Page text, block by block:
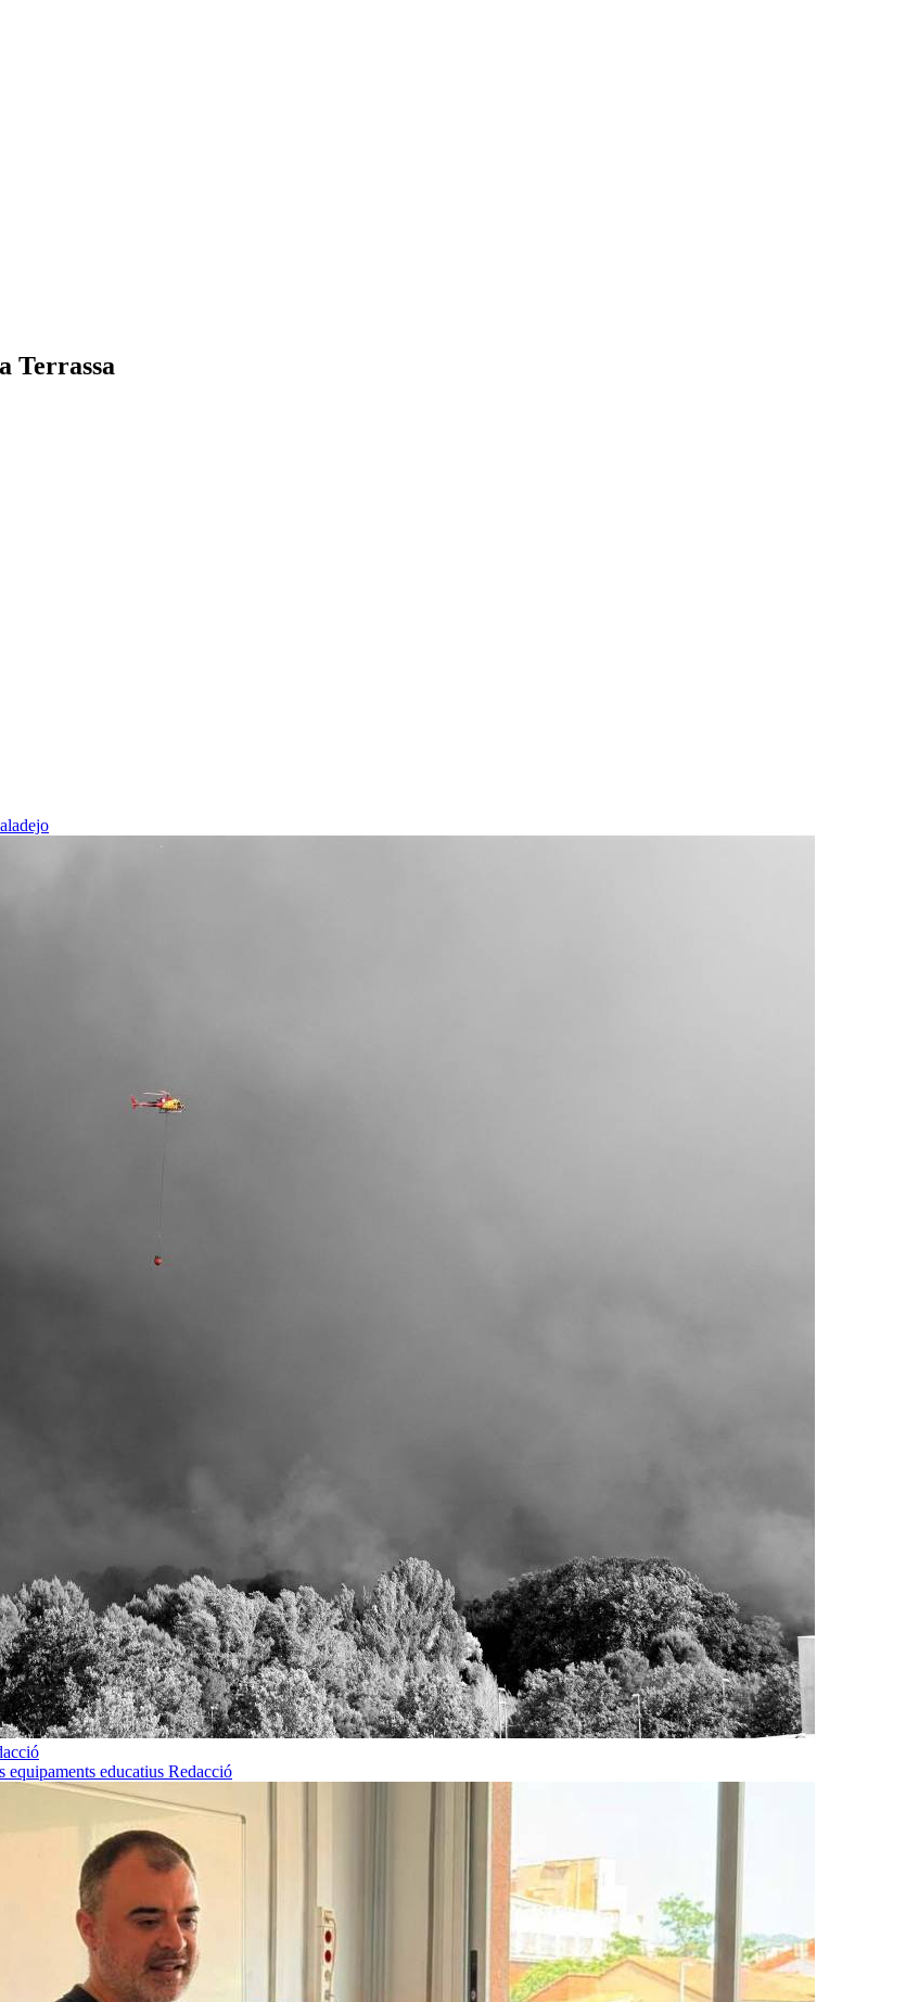
Terrassa
equipaments educatius Redacció